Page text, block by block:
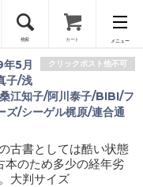
検索 カート メニュー
クリックポスト他不可
年5月
子/浅
江知子/阿川泰子/BIBI/フ
ズ/シーゲル梶原/連合通
古書としては酷い状態
本のため多少の経年劣
大判サイズ